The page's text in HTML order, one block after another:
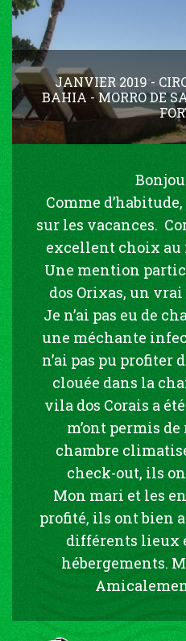
JANVIER 2019 -
BAHIA - MORRO DE
Comme
sur les vacances.
excellent choix au
Une mention
dos Orixas, un
Je n’ai pas eu de
une méchante
n’ai pas pu profiter
clouée dans la
vila dos Corais a
m’ont permis
chambre
check-out, ils
Mon mari et les
profité, ils ont bien
différents lieux
hébergements.